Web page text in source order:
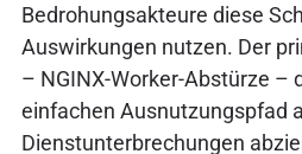
Bedrohungsakteure diese
Auswirkungen nutzen. Der
– NGINX-Worker-Abstürze –
einfachen Ausnutzungspfad
Dienstunterbrechungen